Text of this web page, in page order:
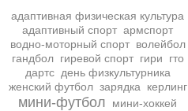
адаптивная физическая культура
адаптивный спорт армспорт
водно-моторный спорт волейбол
гандбол гиревой спорт гири
гто
дартс день физкультурника
женский футбол зарядка керлинг
мини-футбол
мини-хоккей